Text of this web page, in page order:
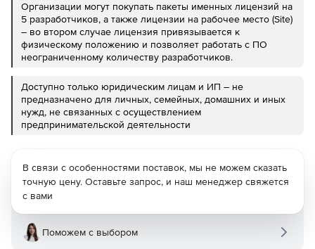
Организации могут покупать пакеты именных лицензий на
5 разработчиков, а также лицензии на рабочее место (Site)
– во втором случае лицензия привязывается к
физическому положению и позволяет работать с ПО
неограниченному количеству разработчиков.
Доступно только юридическим лицам и ИП – не
предназначено для личных, семейных, домашних и иных
нужд, не связанных с осуществлением
предпринимательской деятельности
В связи с особенностями поставок, мы не можем сказать
точную цену. Оставьте запрос, и наш менеджер свяжется
с вами
Поможем с выбором